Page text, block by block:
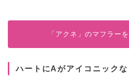
「アクネ」のマフラー
ハートにAがアイコニック